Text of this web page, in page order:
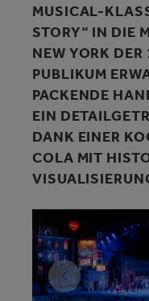
MUSICAL-
STORY“ IN DIE
EW YORK DER
UBLIKUM
ACKENDE
IN
ANK EINER
OLA MIT